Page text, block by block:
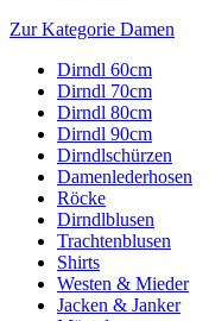
Zur Kategorie Damen
Dirndl 60cm
Dirndl 70cm
Dirndl 80cm
Dirndl 90cm
Dirndlschürzen
Damenlederhosen
Röcke
Dirndlblusen
Trachtenblusen
Shirts
Westen & Mieder
Jacken & Janker